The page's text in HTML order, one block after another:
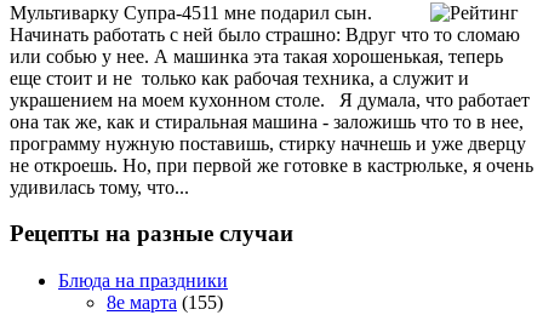
Мультиварку Супра-4511 мне подарил сын.
Начинать работать с ней было страшно: Вдруг что то сломаю
или собью у нее. А машинка эта такая хорошенькая, теперь
еще стоит и не только как рабочая техника, а служит и
украшением на моем кухонном столе. Я думала, что работает
она так же, как и стиральная машина - заложишь что то в нее,
программу нужную поставишь, стирку начнешь и уже дверцу
не откроешь. Но, при первой же готовке в кастрюльке, я очень
удивилась тому, что...
Рецепты на разные случаи
Блюда на праздники
8е марта (155)